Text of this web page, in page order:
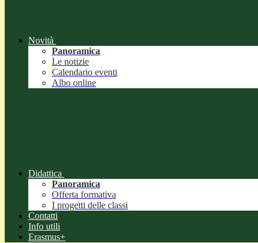
Novità
Panoramica
Le notizie
Calendario eventi
Albo online
Didattica
Panoramica
Offerta formativa
I progetti delle classi
Contatti
Info utili
Erasmus+